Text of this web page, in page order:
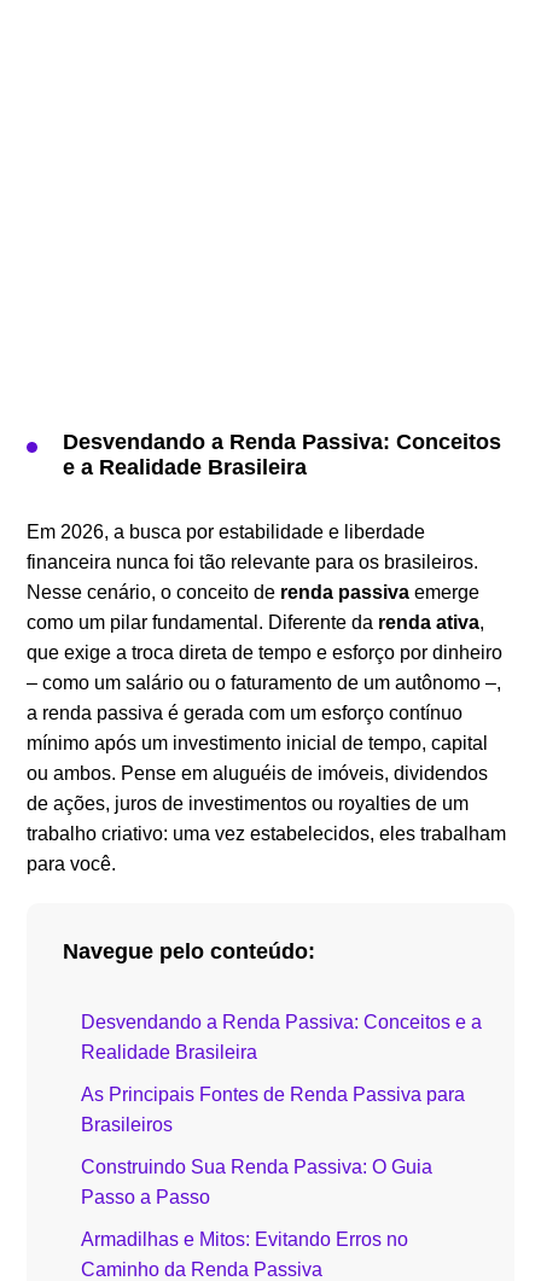
Desvendando a Renda Passiva: Conceitos
e a Realidade Brasileira
Em 2026, a busca por estabilidade e liberdade
financeira nunca foi tão relevante para os brasileiros.
Nesse cenário, o conceito de renda passiva emerge
como um pilar fundamental. Diferente da renda ativa,
que exige a troca direta de tempo e esforço por dinheiro
– como um salário ou o faturamento de um autônomo –,
a renda passiva é gerada com um esforço contínuo
mínimo após um investimento inicial de tempo, capital
ou ambos. Pense em aluguéis de imóveis, dividendos
de ações, juros de investimentos ou royalties de um
trabalho criativo: uma vez estabelecidos, eles trabalham
para você.
Navegue pelo conteúdo:
Desvendando a Renda Passiva: Conceitos e a
Realidade Brasileira
As Principais Fontes de Renda Passiva para
Brasileiros
Construindo Sua Renda Passiva: O Guia
Passo a Passo
Armadilhas e Mitos: Evitando Erros no
Caminho da Renda Passiva